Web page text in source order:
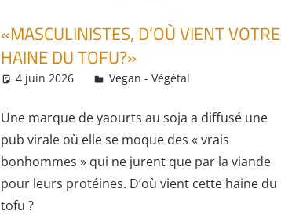
«MASCULINISTES, D’OÙ VIENT VOTRE
HAINE DU TOFU?»
4 juin 2026 Daniel
Vegan - Végétal
Une marque de yaourts au soja a diffusé une
pub virale où elle se moque des « vrais
bonhommes » qui ne jurent que par la viande
pour leurs protéines. D’où vient cette haine du
tofu ?